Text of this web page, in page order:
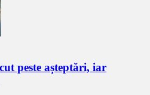
peste așteptări, iar